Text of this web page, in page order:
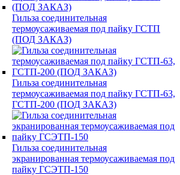
Гильза соединительная
термоусаживаемая под пайку ГСТП
(ПОД ЗАКАЗ)
Гильза соединительная
термоусаживаемая под пайку ГСТП-63,
ГСТП-200 (ПОД ЗАКАЗ)
Гильза соединительная
экранированная термоусаживаемая под
пайку ГСЭТП-150